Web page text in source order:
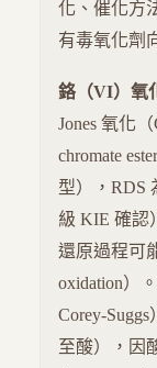
化、催化方
有毒氧化劑
鉻（VI）氧
Jones 氧化
chromate
型），RDS
級 KIE 確
還原過程可
oxidation）
Corey-
至酸），因